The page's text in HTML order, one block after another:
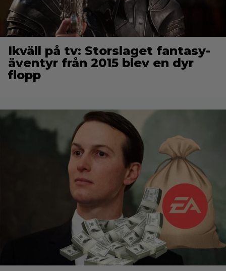
Ikväll på tv: Storslaget fantasy-
äventyr från 2015 blev en dyr
flopp